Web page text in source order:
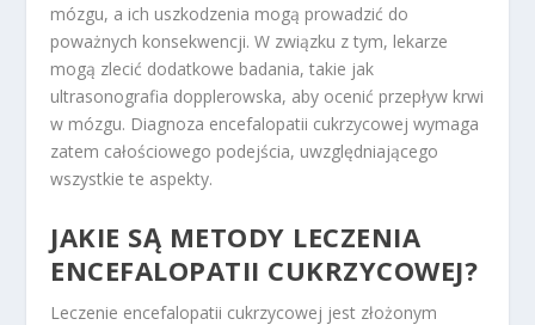
mózgu, a ich uszkodzenia mogą prowadzić do
poważnych konsekwencji. W związku z tym, lekarze
mogą zlecić dodatkowe badania, takie jak
ultrasonografia dopplerowska, aby ocenić przepływ krwi
w mózgu. Diagnoza encefalopatii cukrzycowej wymaga
zatem całościowego podejścia, uwzględniającego
wszystkie te aspekty.
JAKIE SĄ METODY LECZENIA
ENCEFALOPATII CUKRZYCOWEJ?
Leczenie encefalopatii cukrzycowej jest złożonym